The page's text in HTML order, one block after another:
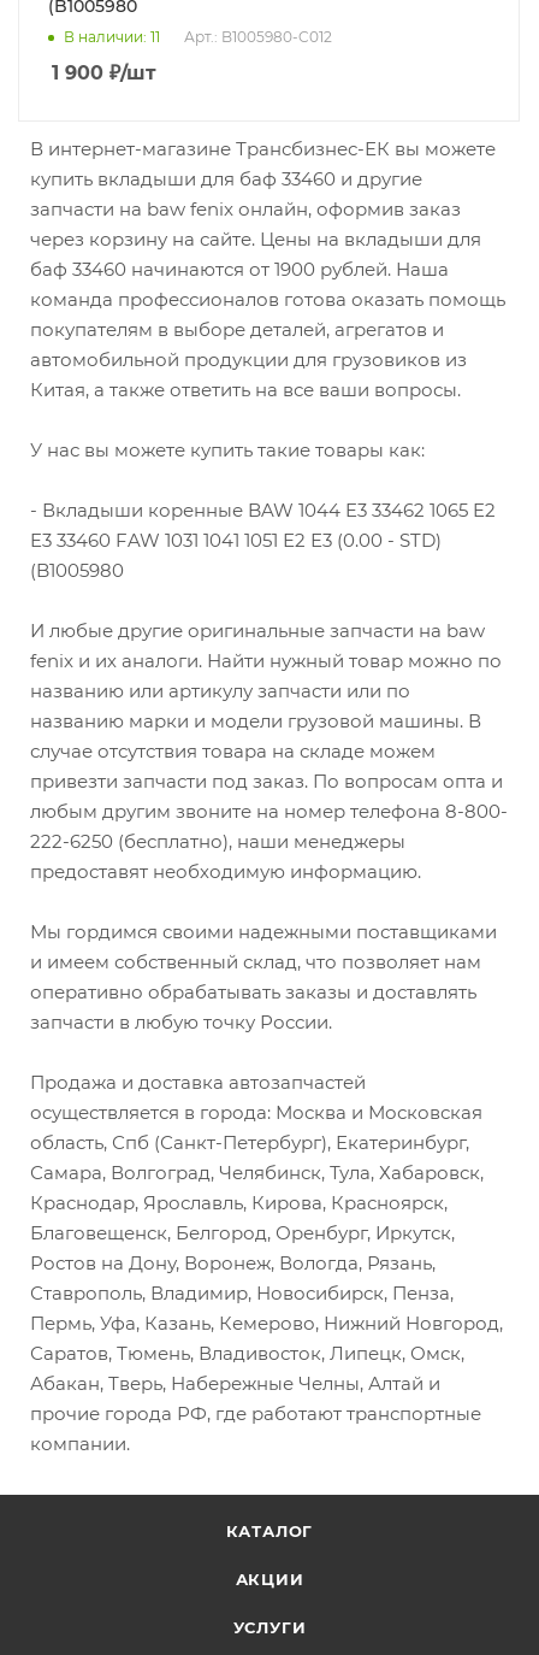
(B1005980
В наличии: 11 Арт.: B1005980-C012
1 900 ₽/шт
В интернет-магазине Трансбизнес-ЕК вы можете
купить вкладыши для баф 33460 и другие
запчасти на baw fenix онлайн, оформив заказ
через корзину на сайте. Цены на вкладыши для
баф 33460 начинаются от 1900 рублей. Наша
команда профессионалов готова оказать помощь
покупателям в выборе деталей, агрегатов и
автомобильной продукции для грузовиков из
Китая, а также ответить на все ваши вопросы.
У нас вы можете купить такие товары как:
- Вкладыши коренные BAW 1044 E3 33462 1065 E2
E3 33460 FAW 1031 1041 1051 Е2 Е3 (0.00 - STD)
(B1005980
И любые другие оригинальные запчасти на baw
fenix и их аналоги. Найти нужный товар можно по
названию или артикулу запчасти или по
названию марки и модели грузовой машины. В
случае отсутствия товара на складе можем
привезти запчасти под заказ. По вопросам опта и
любым другим звоните на номер телефона 8-800-
222-6250 (бесплатно), наши менеджеры
предоставят необходимую информацию.
Мы гордимся своими надежными поставщиками
и имеем собственный склад, что позволяет нам
оперативно обрабатывать заказы и доставлять
запчасти в любую точку России.
Продажа и доставка автозапчастей
осуществляется в города: Москва и Московская
область, Спб (Санкт-Петербург), Екатеринбург,
Самара, Волгоград, Челябинск, Тула, Хабаровск,
Краснодар, Ярославль, Кирова, Красноярск,
Благовещенск, Белгород, Оренбург, Иркутск,
Ростов на Дону, Воронеж, Вологда, Рязань,
Ставрополь, Владимир, Новосибирск, Пенза,
Пермь, Уфа, Казань, Кемерово, Нижний Новгород,
Саратов, Тюмень, Владивосток, Липецк, Омск,
Абакан, Тверь, Набережные Челны, Алтай и
прочие города РФ, где работают транспортные
компании.
КАТАЛОГ
АКЦИИ
УСЛУГИ